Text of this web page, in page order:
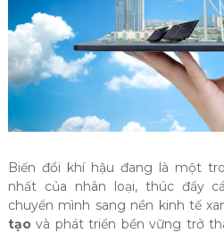
Biến đổi khí hậu đang là một
nhất của nhân loại, thúc đẩy
chuyển mình sang nền kinh tế
tạovà phát triển bền vững trở